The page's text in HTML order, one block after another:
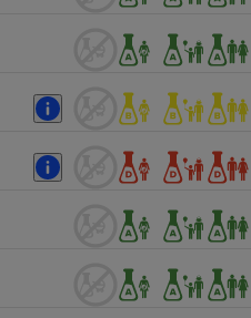
Climatiseur -
Ventilateur
Antivirus
Climatiseur -
Ventilateur